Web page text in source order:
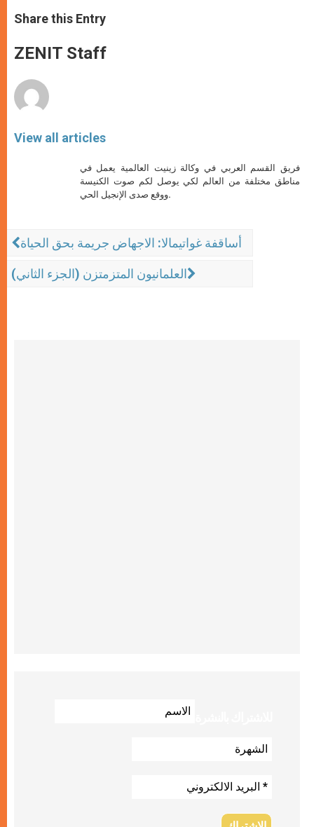
t
s
p
p
s
e
g
e
e
b
o
k
Share this Entry
ZENIT Staff
View all articles
فريق القسم العربي في وكالة زينيت العالمية يعمل في
مناطق مختلفة من العالم لكي يوصل لكم صوت الكنيسة
ووقع صدى الإنجيل الحي.
أساقفة غواتيمالا: الاجهاض جريمة بحق الحياة
العلمانيون المتزمتزن (الجزء الثاني)